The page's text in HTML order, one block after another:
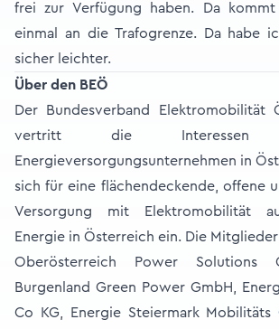
frei zur Verfügung haben. Da
einmal an die Trafogrenze. Da habe
sicher leichter.
Über den BEÖ
Der Bundesverband Elektromobilität
vertritt die
Energieversorgungsunternehmen in
sich für eine flächendeckende, offene
Versorgung mit Elektromobilität
Energie in Österreich ein. Die
Oberösterreich Power Solutions
Burgenland Green Power GmbH,
Co KG, Energie Steiermark Mobilitäts